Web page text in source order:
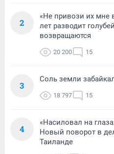
2
«Не привози их мне
лет разводит
возвращаются
20 200 15
3
Соль земли
18 797 15
4
«Насиловал на
Новый поворот в
Таиланде